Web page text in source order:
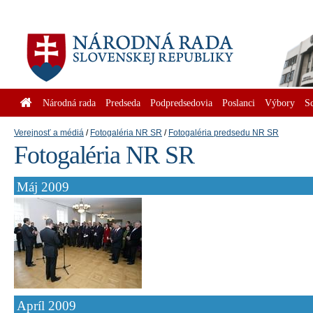
Národná rada Predseda Podpredsedovia Poslanci Výbory
Verejnosť a médiá Fotogaléria NR SR Fotogaléria predsedu NR SR
Fotogaléria NR SR
Máj 2009
Apríl 2009